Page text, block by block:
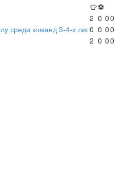
👕⚽
2 0 00
среди команд 3-4-х лиг0 0 00
2 0 00